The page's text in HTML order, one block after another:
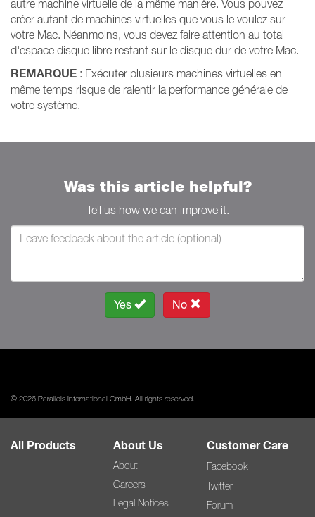
autre machine virtuelle de la même manière. Vous pouvez
créer autant de machines virtuelles que vous le voulez sur
votre Mac. Néanmoins, vous devez faire attention au total
d'espace disque libre restant sur le disque dur de votre Mac.
REMARQUE : Exécuter plusieurs machines virtuelles en
même temps risque de ralentir la performance générale de
votre système.
Was this article helpful?
Tell us how we can improve it.
Yes No
© 2026 Parallels International GmbH. All rights reserved.
All Products About Us
About
Careers
Legal Notices
Customer Care
Facebook
Twitter
Forum